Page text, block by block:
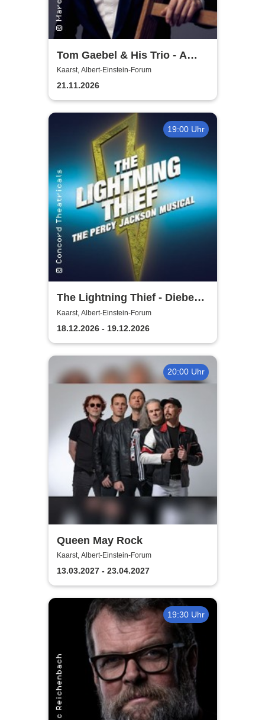
Tom Gaebel & His Trio - A
Swinging Affair
Kaarst, Albert-Einstein-Forum
21.11.2026
19:00 Uhr
The Lightning Thief - Diebe
im Olymp ein Percy Jackson
Musical
Kaarst, Albert-Einstein-Forum
18.12.2026 - 19.12.2026
20:00 Uhr
Queen May Rock
Kaarst, Albert-Einstein-Forum
13.03.2027 - 23.04.2027
19:30 Uhr